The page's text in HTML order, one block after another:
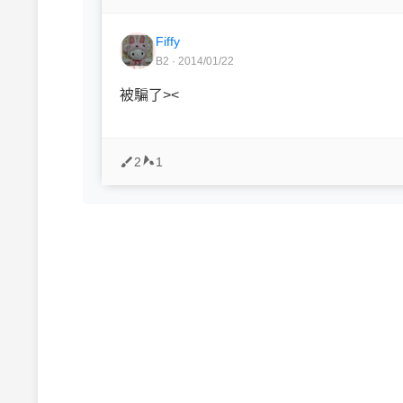
Fiffy
B2 · 2014/01/22
被騙了><
2 1